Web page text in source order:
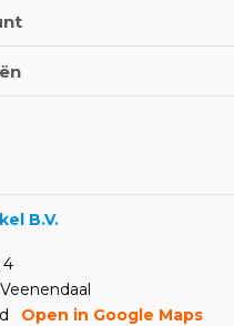
B.V.
4
Open in Google Maps